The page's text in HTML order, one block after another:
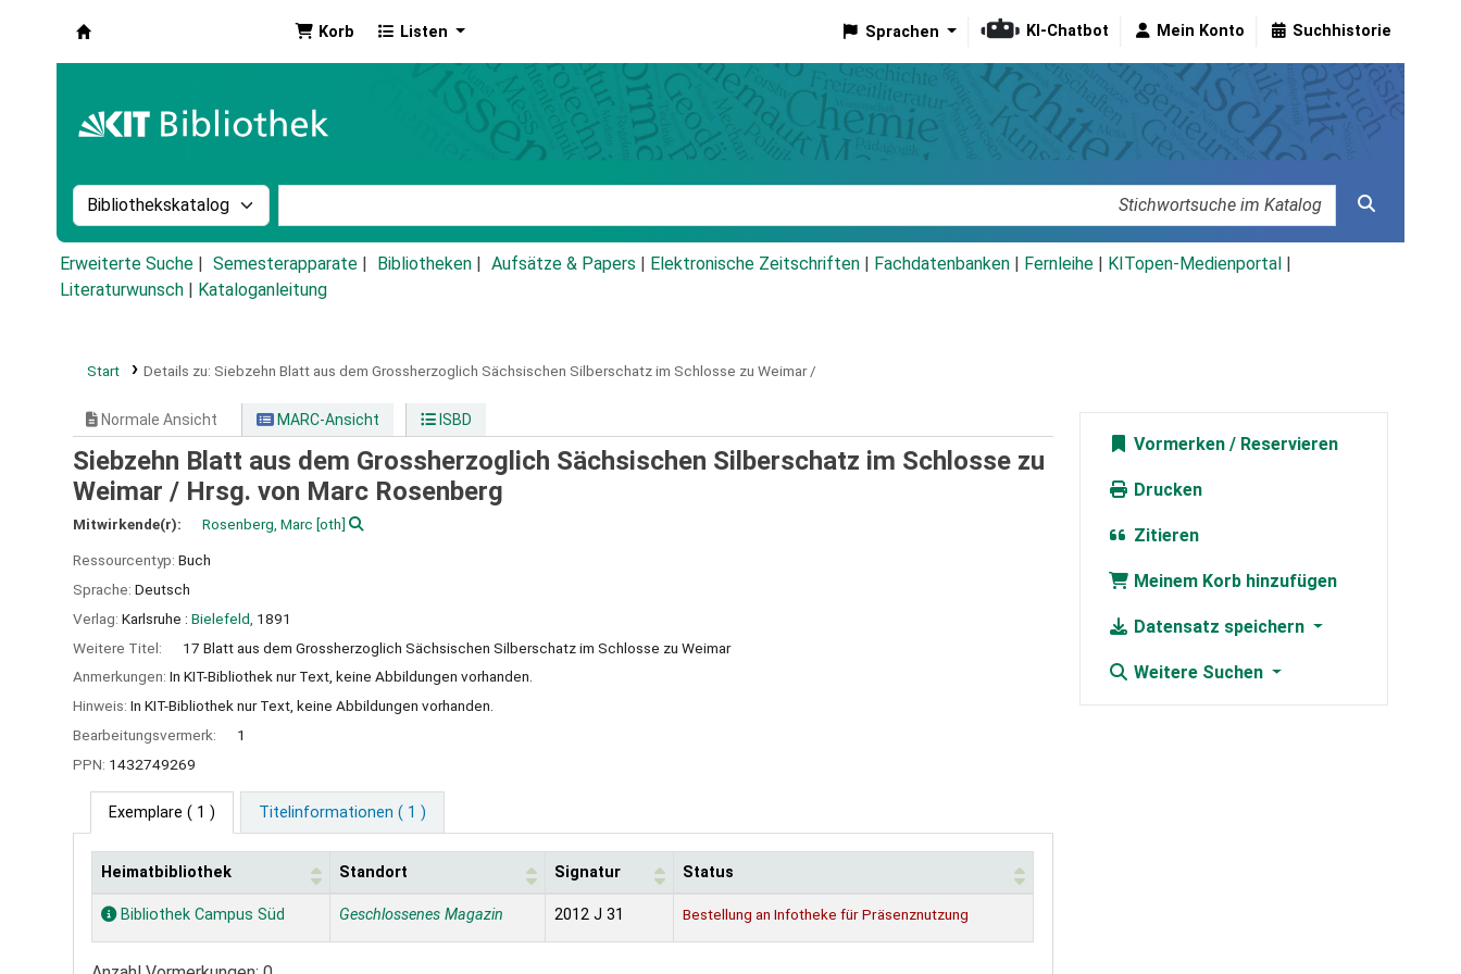
Korb Listen Sprachen KI-Chatbot Mein Konto Suchhistorie
Suche im Katalog nach:
Erweiterte Suche Semesterapparate Bibliotheken Aufsätze & Papers Elektronische Zeitschriften Fachdatenbanken Fernleihe KITopen-Medienportal
Literaturwunsch
Kataloganleitung
Start Details zu: Siebzehn Blatt aus dem Grossherzoglich Sächsischen Silberschatz im Schlosse zu Weimar /
Normale Ansicht MARC-Ansicht ISBD
Siebzehn Blatt aus dem Grossherzoglich Sächsischen Silberschatz im Schlosse zu
Weimar / Hrsg. von Marc Rosenberg
Mitwirkende(r): Rosenberg, Marc [oth]
Ressourcentyp: Buch
Sprache: Deutsch
Verlag: Karlsruhe : Bielefeld, 1891
Weitere Titel:
17 Blatt aus dem Grossherzoglich Sächsischen Silberschatz im Schlosse zu Weimar
Anmerkungen: In KIT-Bibliothek nur Text, keine Abbildungen vorhanden.
Hinweis: In KIT-Bibliothek nur Text, keine Abbildungen vorhanden.
Bearbeitungsvermerk:
1
PPN: 1432749269
Exemplare ( 1 ) Titelinformationen ( 1 )
Exemplare
Heimatbibliothek Standort Signatur Status
Bibliothek Campus Süd Geschlossenes Magazin 2012 J 31 Bestellung an Infotheke für Präsenznutzung
Vormerken
Drucken
Zitieren
Meinem Korb hinzufügen
Datensatz speichern
Weitere Suchen